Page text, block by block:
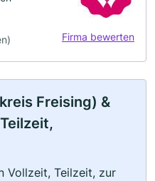
Firma bewerten
Freising) &
Vollzeit, Teilzeit, zur